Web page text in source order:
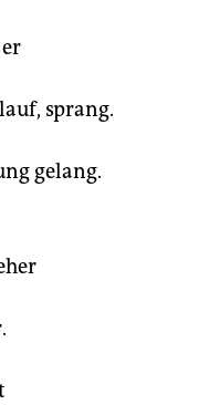
sprang.
gelang.